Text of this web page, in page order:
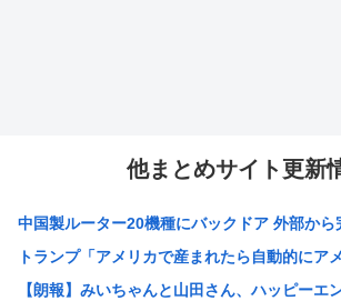
他まとめサイト更新
中国製ルーター20機種にバックドア 外部から
トランプ「アメリカで産まれたら自動的にア
【朗報】みいちゃんと山田さん、ハッピーエ